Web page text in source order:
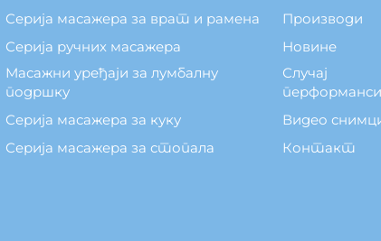
Серија масажера за врат и рамена
Серија ручних масажера
Масажни уређаји за лумбалну
подршку
Серија масажера за куку
Серија масажера за стопала
Производи
Новине
Случај
перформанси
Видео
Контакт